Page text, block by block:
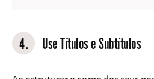
4. Use Títulos e Subtítulos